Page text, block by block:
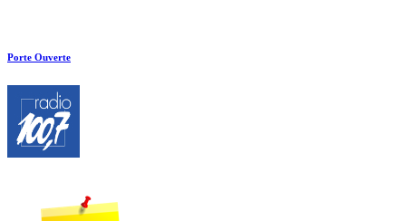
Porte Ouverte